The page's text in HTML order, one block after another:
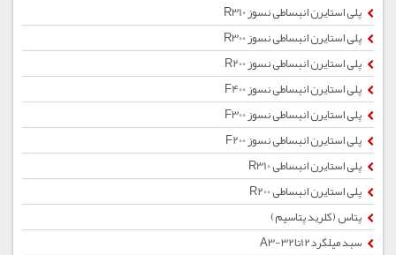
پلی استایرن انبساطی نسوز R310
پلی استایرن انبساطی نسوز R300
پلی استایرن انبساطی نسوز R200
پلی استایرن انبساطی نسوز F400
پلی استایرن انبساطی نسوز F300
پلی استایرن انبساطی نسوز F200
پلی استایرن انبساطی R310
پلی استایرن انبساطی R200
پتاس (کلرید پتاسیم)
سبد میلگرد12تا32-A3